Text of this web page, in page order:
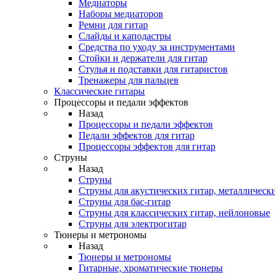
Медиаторы
Наборы медиаторов
Ремни для гитар
Слайды и каподастры
Средства по уходу за инструментами
Стойки и держатели для гитар
Стулья и подставки для гитаристов
Тренажеры для пальцев
Классические гитары
Процессоры и педали эффектов
Назад
Процессоры и педали эффектов
Педали эффектов для гитар
Процессоры эффектов для гитар
Струны
Назад
Струны
Струны для акустических гитар,
Струны для бас-гитар
Струны для классических гитар, нейлоновые
Струны для электрогитар
Тюнеры и метрономы
Назад
Тюнеры и метрономы
Гитарные, хроматические тюнеры